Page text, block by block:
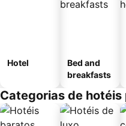
Hotel
Bed and
breakfasts
Categorias de hotéis